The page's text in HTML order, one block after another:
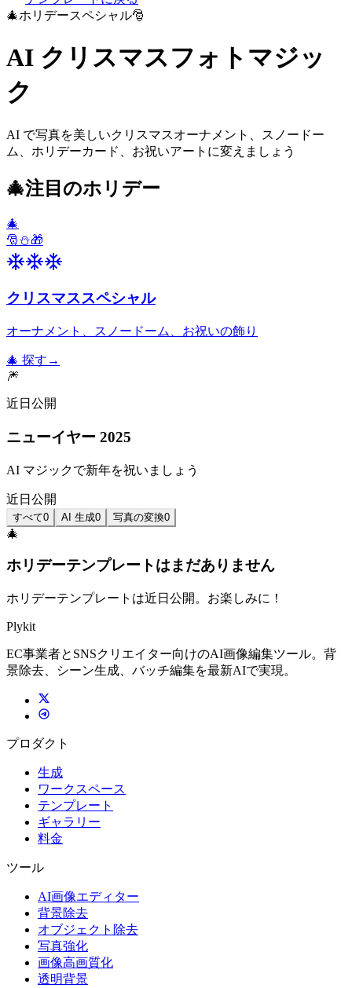
🎄ホリデースペシャル🎅
AI クリスマスフォトマジッ
ク
AI で写真を美しいクリスマスオーナメント、スノードー
ム、ホリデーカード、お祝いアートに変えましょう
🎄注目のホリデー
🎄
🎅⛄🎁
クリスマススペシャル
オーナメント、スノードーム、お祝いの飾り
🎄 探す →
🎆
近日公開
ニューイヤー 2025
AI マジックで新年を祝いましょう
近日公開
すべて0 AI 生成0 写真の変換0
🎄
ホリデーテンプレートはまだありません
ホリデーテンプレートは近日公開。お楽しみに！
Plykit
EC事業者とSNSクリエイター向けのAI画像編集ツール。背
景除去、シーン生成、バッチ編集を最新AIで実現。
プロダクト
生成
ワークスペース
テンプレート
ギャラリー
料金
ツール
AI画像エディター
背景除去
オブジェクト除去
写真強化
画像高画質化
透明背景